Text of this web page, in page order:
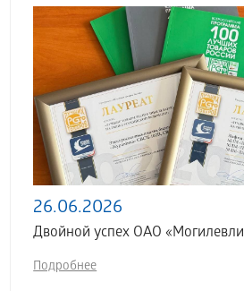
26.06.2026
Двойной успех ОАО
Подробнее